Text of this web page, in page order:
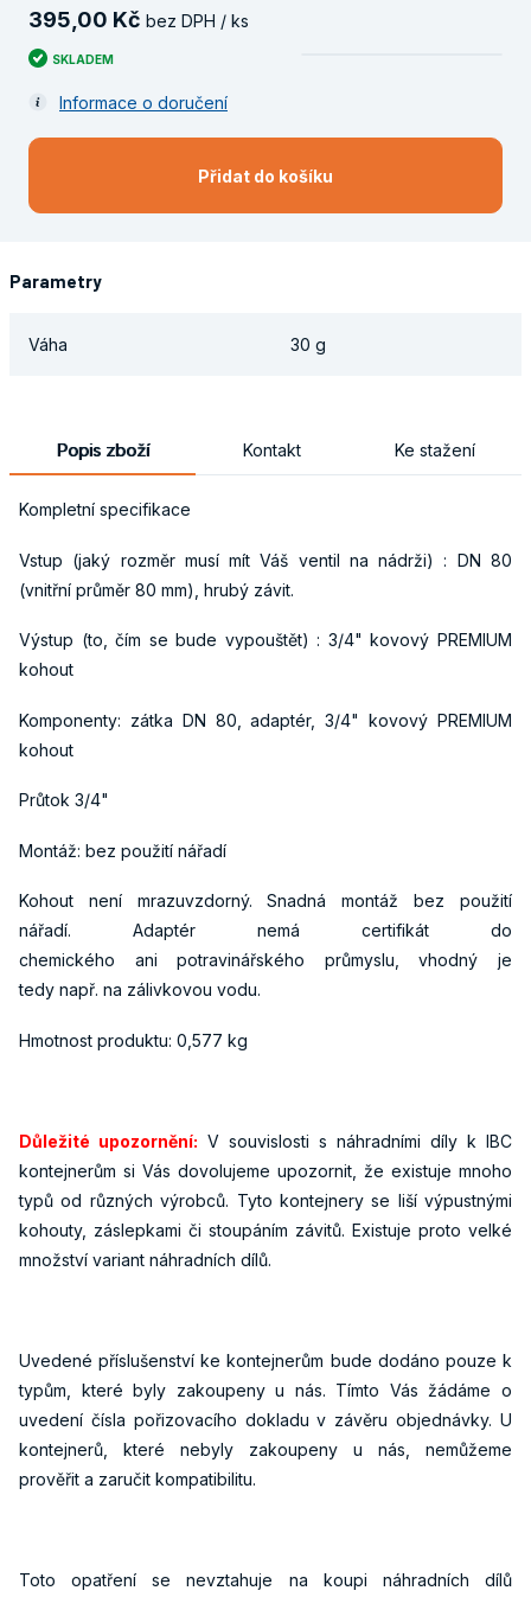
395 00 Kč bez DPH / ks
SKLADEM
Informace o doručení
Přidat do košíku
Parametry
Váha 30 g
Popis zboží Kontakt Ke stažení
Kompletní specifikace
Vstup (jaký rozměr musí mít Váš ventil na nádrži) : DN 80
(vnitřní průměr 80 mm), hrubý závit.
Výstup (to, čím se bude vypouštět) : 3/4" kovový PREMIUM
kohout
Komponenty: zátka DN 80, adaptér, 3/4" kovový PREMIUM
kohout
Průtok 3/4"
Montáž: bez použití nářadí
Kohout není mrazuvzdorný. Snadná montáž bez použití
nářadí. Adaptér nemá certifikát do
chemického ani potravinářského průmyslu, vhodný je
tedy např. na zálivkovou vodu.
Hmotnost produktu: 0,577 kg
Důležité upozornění: V souvislosti s náhradními díly k IBC
kontejnerům si Vás dovolujeme upozornit, že existuje mnoho
typů od různých výrobců. Tyto kontejnery se liší výpustnými
kohouty, záslepkami či stoupáním závitů. Existuje proto velké
množství variant náhradních dílů.
Uvedené příslušenství ke kontejnerům bude dodáno pouze k
typům, které byly zakoupeny u nás. Tímto Vás žádáme o
uvedení čísla pořizovacího dokladu v závěru objednávky. U
kontejnerů, které nebyly zakoupeny u nás, nemůžeme
prověřit a zaručit kompatibilitu.
Toto opatření se nevztahuje na koupi náhradních dílů